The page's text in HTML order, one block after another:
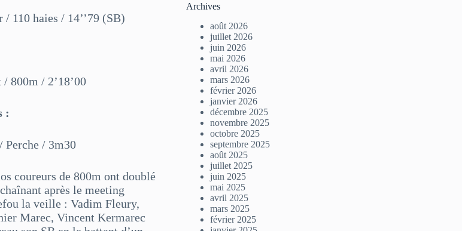
110 haies / 14’’79 (SB)
800m / 2’18’00
:
Perche / 3m30
coureurs de 800m ont doublé
après le meeting
la veille : Vadim Fleury,
Marec, Vincent Kermarec
Archives
août 2026
juillet 2026
juin 2026
mai 2026
avril 2026
mars 2026
février 2026
janvier 2026
décembre 2025
novembre 2025
octobre 2025
septembre 2025
août 2025
juillet 2025
juin 2025
mai 2025
avril 2025
mars 2025
février 2025